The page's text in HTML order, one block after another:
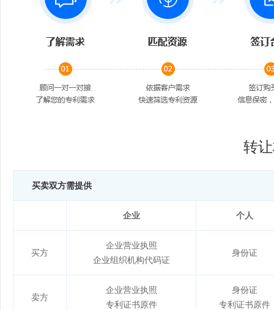
转
买卖双方需提供
企业 个人
买方
企业营业执照
企业组织机构代码证
身份证
卖方
企业营业执照
专利证书原件
身份证
专利证书原件